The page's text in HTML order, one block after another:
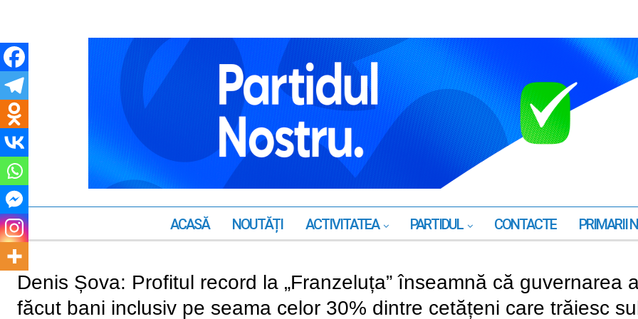
ACASĂ NOUTĂȚI ACTIVITATEA PARTIDUL CONTACTE PRIMARII
Denis Șova: Profitul record la „Franzeluța” înseamnă că guvernarea
făcut bani inclusiv pe seama celor 30% dintre cetățeni care trăiesc